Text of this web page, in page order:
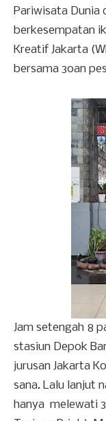
Pariwisata Dunia
berkesempatan
Kreatif Jakarta
bersama 30an
Jam setengah 8
stasiun Depok
jurusan Jakarta
sana. Lalu lanjut
hanya melewati